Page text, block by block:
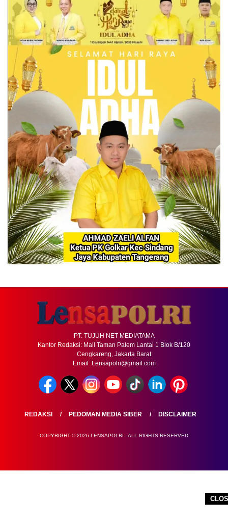
PT. TUJUH NET MEDIATAMA
Kantor Redaksi: Mall Taman Palem Lantai 1 Blok B/120
Cengkareng, Jakarta Barat
Email :Lensapolri@gmail.com
REDAKSI PEDOMAN MEDIA SIBER DISCLAIMER
COPYRIGHT © 2026 LENSAPOLRI - ALL RIGHTS RESERVED